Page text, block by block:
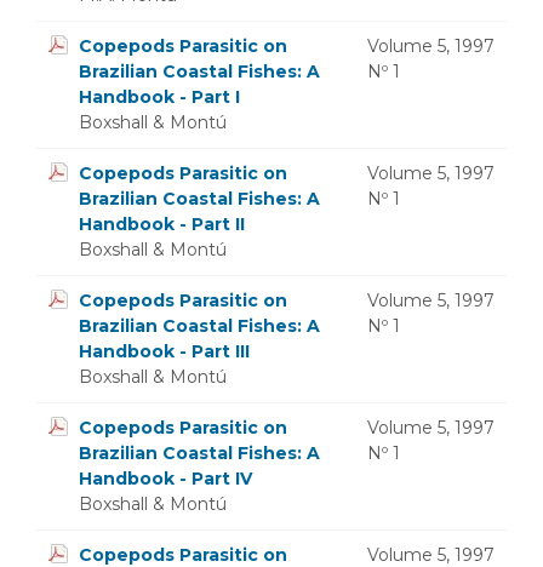
Volume 5, 1997
Nº 1
Copepods Parasitic on
Brazilian Coastal Fishes: A
Handbook - Part I
Boxshall & Montú
Volume 5, 1997
Nº 1
Copepods Parasitic on
Brazilian Coastal Fishes: A
Handbook - Part II
Boxshall & Montú
Volume 5, 1997
Nº 1
Copepods Parasitic on
Brazilian Coastal Fishes: A
Handbook - Part III
Boxshall & Montú
Volume 5, 1997
Nº 1
Copepods Parasitic on
Brazilian Coastal Fishes: A
Handbook - Part IV
Boxshall & Montú
Volume 5, 1997
Copepods Parasitic on